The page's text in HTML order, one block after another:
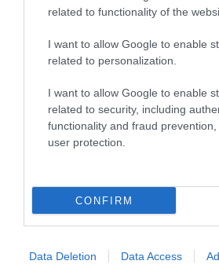
related to functionality of the
I want to allow Google to enable
related to personalization.
I want to allow Google to enable
related to security, including
functionality and fraud
user protection.
CONFIRM
Data Deletion Data Access
a mászáshoz és a túlélés
formáihoz. Ahhoz azonban
sem, hogy egy autóval 100
gondolatra épített egy…